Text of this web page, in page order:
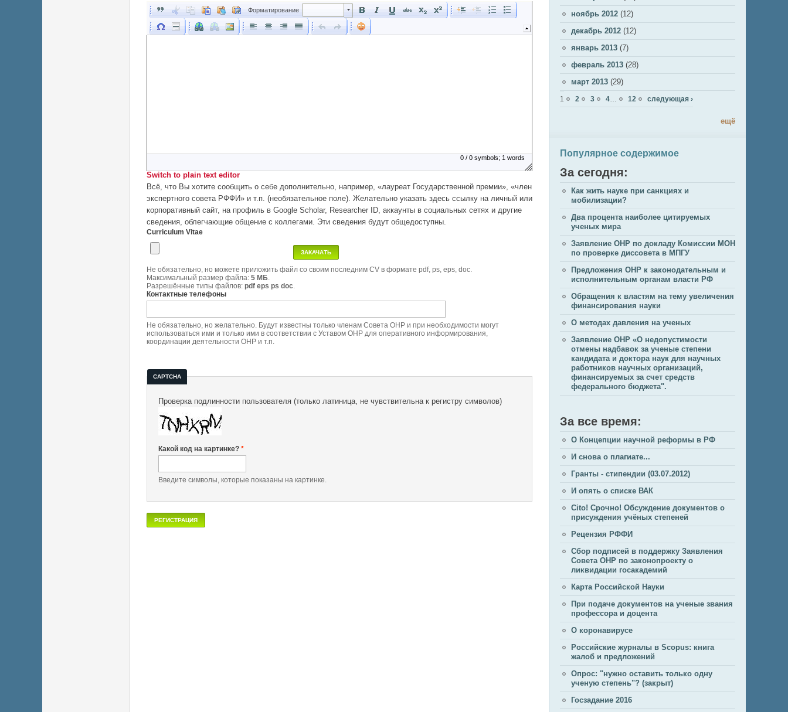
Форматирование
0 / 0 symbols; 1 words
Switch to plain text editor
Всё, что Вы хотите сообщить о себе дополнительно, например, «лауреат Государственной премии», «член
экспертного совета РФФИ» и т.п. (необязательное поле). Желательно указать здесь ссылку на личный или
корпоративный сайт, на профиль в Google Scholar, Researcher ID, аккаунты в социальных сетях и другие
сведения, облегчающие общение с коллегами. Эти сведения будут общедоступны.
Curriculum Vitae
Не обязательно, но можете приложить файл со своим последним CV в формате pdf, ps, eps, doc.
Максимальный размер файла: 5 МБ
Разрешённые типы файлов: pdf eps ps doc
Контактные телефоны
Не обязательно, но желательно. Будут известны только членам Совета ОНР и при необходимости могут
использоваться ими и только ими в соответствии с Уставом ОНР для оперативного информирования,
координации деятельности ОНР и т.п.
CAPTCHA
Проверка подлинности пользователя (только латиница, не чувствительна к регистру символов)
Какой код на картинке? *
Введите символы, которые показаны на картинке.
ноябрь 2012 (12)
декабрь 2012 (12)
январь 2013 (7)
февраль 2013 (28)
март 2013 (29)
Страницы
1 2 3 4 12 следующая ›
ещё
Популярное содержимое
За сегодня:
Как жить науке при санкциях и
мобилизации?
Два процента наиболее цитируемых
ученых мира
Заявление ОНР по докладу Комиссии МОН
по проверке диссовета в МПГУ
Предложения ОНР к законодательным и
исполнительным органам власти РФ
Обращения к властям на тему увеличения
финансирования науки
О методах давления на ученых
Заявление ОНР «О недопустимости
отмены надбавок за ученые степени
кандидата и доктора наук для научных
работников научных организаций,
финансируемых за счет средств
федерального бюджета".
За все время:
О Концепции научной реформы в РФ
И снова о плагиате...
Гранты - стипендии (03.07.2012)
И опять о списке ВАК
Cito! Срочно! Обсуждение документов о
присуждения учёных степеней
Рецензия РФФИ
Сбор подписей в поддержку Заявления
Совета ОНР по законопроекту о
ликвидации госакадемий
Карта Российской Науки
При подаче документов на ученые звания
профессора и доцента
О коронавирусе
Российские журналы в Scopus: книга
жалоб и предложений
Опрос: "нужно оставить только одну
ученую степень"? (закрыт)
Госзадание 2016